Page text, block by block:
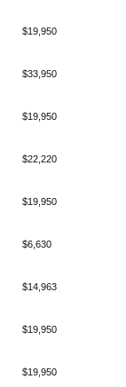
$19,950
$33,950
$19,950
$22,220
$19,950
$6,630
$14,963
$19,950
$19,950